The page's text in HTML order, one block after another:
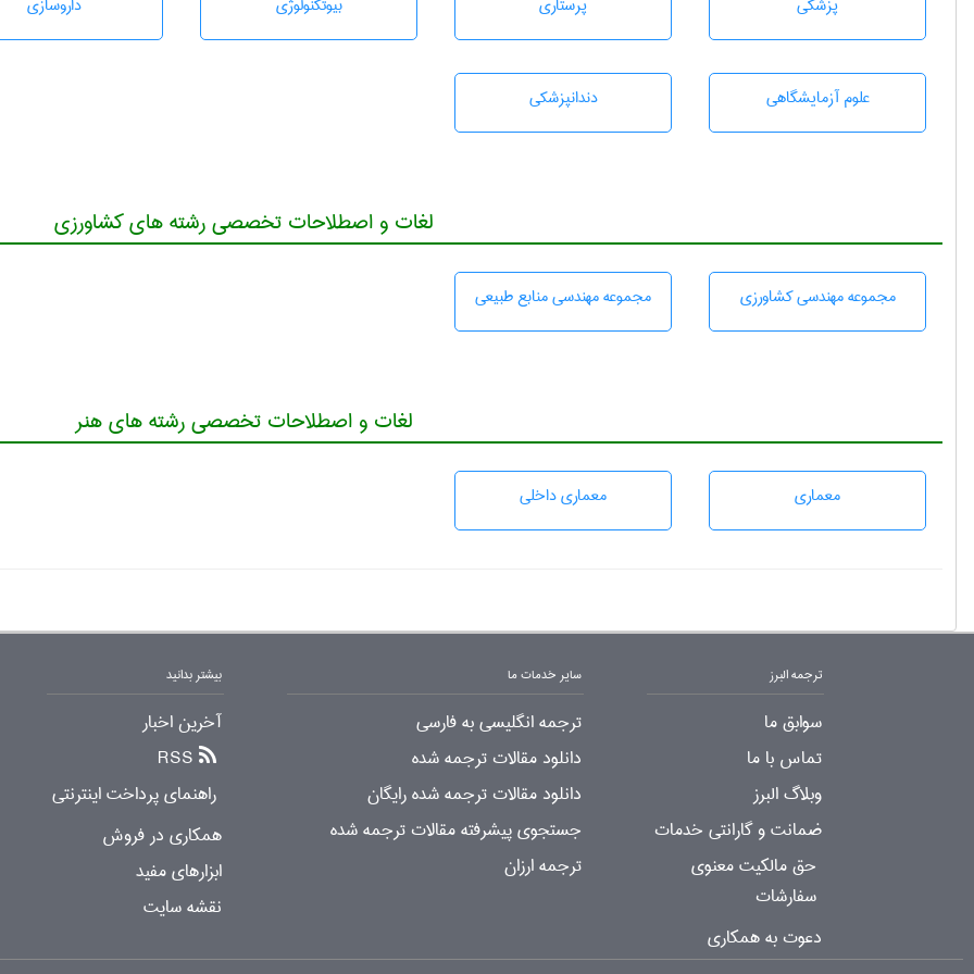
علوم آزمايشگاهی دندانپزشكی
لغات و اصطلاحات تخصصی رشته های کشاورزی
مجموعه مهندسی كشاورزی مجموعه مهندسی منابع طبيعی
لغات و اصطلاحات تخصصی رشته های هنر
معماری معماری داخلی
ترجمه البرز
سوابق ما
تماس با ما
وبلاگ البرز
ضمانت و گارانتی خدمات
حق مالکیت معنوی
سفارشات
دعوت به همکاری
سایر خدمات ما
ترجمه انگلیسی به فارسی
دانلود مقالات ترجمه شده
دانلود مقالات ترجمه شده رایگان
جستجوی پیشرفته مقالات ترجمه شده
ترجمه ارزان
بیشتر بدانید
آخرین اخبار
RSS
راهنمای پرداخت اینترنتی
همکاری در فروش
ابزارهای مفید
نقشه سایت